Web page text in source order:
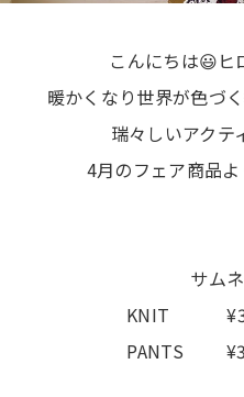
こんにちは😃
暖かくなり世界が色づ
瑞々しいアクテ
4月のフェア商品
サム
KNIT
PANTS